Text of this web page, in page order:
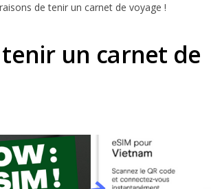
de tenir un carnet de voyage !
un carnet de